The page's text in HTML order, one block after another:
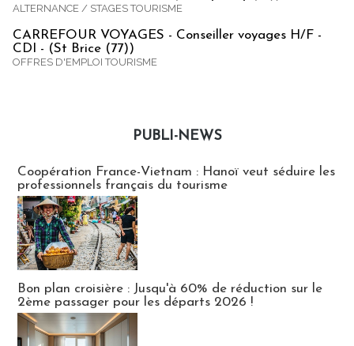
ALTERNANCE / STAGES TOURISME
CARREFOUR VOYAGES - Conseiller voyages H/F -
CDI - (St Brice (77))
OFFRES D'EMPLOI TOURISME
PUBLI-NEWS
Coopération France-Vietnam : Hanoï veut séduire les
professionnels français du tourisme
Bon plan croisière : Jusqu'à 60% de réduction sur le
2ème passager pour les départs 2026 !